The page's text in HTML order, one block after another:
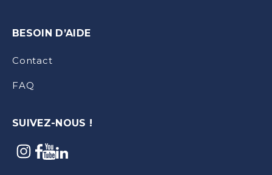
BESOIN D’AIDE
Contact
FAQ
SUIVEZ-NOUS !